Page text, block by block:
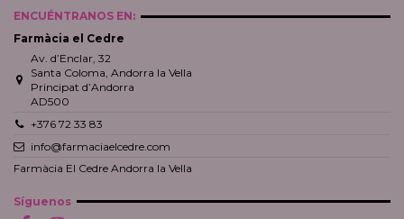
ENCUÉNTRANOS EN:
Farmàcia el Cedre
Av. d’Enclar, 32
Santa Coloma, Andorra la Vella
Principat d’Andorra
AD500
+376 72 33 83
info@farmaciaelcedre.com
Farmàcia El Cedre Andorra la Vella
Síguenos